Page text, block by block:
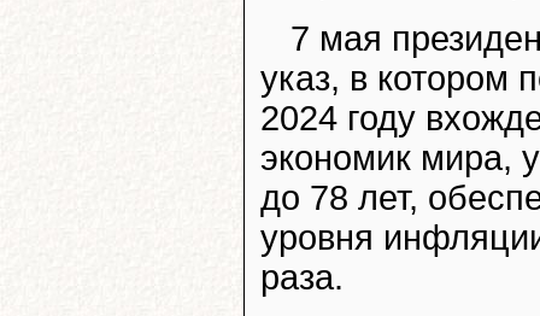
7 мая
указ, в котором
2024 году
экономик мира,
до 78 лет,
уровня
раза.